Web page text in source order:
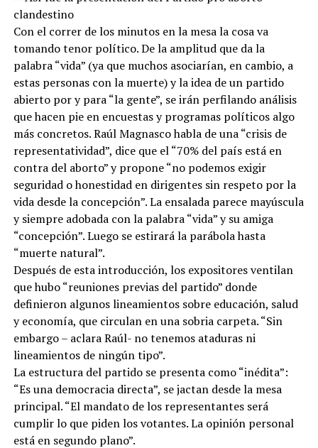
Con el correr de los minutos en la mesa la cosa va
tomando tenor político. De la amplitud que da la
palabra “vida” (ya que muchos asociarían, en cambio, a
estas personas con la muerte) y la idea de un partido
abierto por y para “la gente”, se irán perfilando análisis
que hacen pie en encuestas y programas políticos algo
más concretos. Raúl Magnasco habla de una “crisis de
representatividad”, dice que el “70% del país está en
contra del aborto” y propone “no podemos exigir
seguridad o honestidad en dirigentes sin respeto por la
vida desde la concepción”. La ensalada parece mayúscula
y siempre adobada con la palabra “vida” y su amiga
“concepción”. Luego se estirará la parábola hasta
“muerte natural”.
Después de esta introducción, los expositores ventilan
que hubo “reuniones previas del partido” donde
definieron algunos lineamientos sobre educación, salud
y economía, que circulan en una sobria carpeta. “Sin
embargo – aclara Raúl- no tenemos ataduras ni
lineamientos de ningún tipo”.
La estructura del partido se presenta como “inédita”:
“Es una democracia directa”, se jactan desde la mesa
principal. “El mandato de los representantes será
cumplir lo que piden los votantes. La opinión personal
está en segundo plano”.